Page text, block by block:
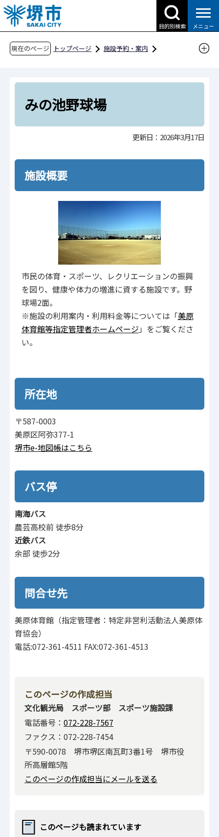
こ
の
ペ
目的別検索 メニュー
現在のページ トップページ
施設予約・案内
みの池野球場
みの池野球場
更新日：2026年3月17日
施設概要
市民の体育・スポーツ、レクリエーションの振興
を図り、健康や体力の増進に資する施設です。野
球場2面。
※施設の利用案内・利用料金等については「美原
体育館等指定管理者ホームページ 」をご覧くださ
い。
所在地
〒587-0003
美原区阿弥377-1
堺市e-地図帳はこちら
バス停
南海バス
農芸高校前 徒歩8分
近鉄バス
余部 徒歩2分
問合せ先
美原体育館（指定管理者：特定非営利活動法人美原体
育協会）
電話:072-361-4511 FAX:072-361-4513
このページの作成担当
文化観光局 スポーツ部 スポーツ施設課
電話番号： 072-228-7567
ファクス：072-228-7454
〒590-0078 堺市堺区南瓦町3番1号 堺市役
所高層館5階
このページの作成担当にメールを送る
このページも読まれています